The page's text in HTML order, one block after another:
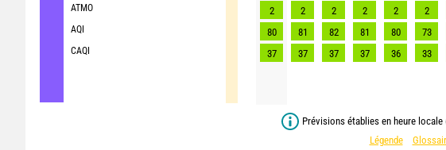
ATMO
AQI
CAQI
2 2 2 2 2 2
80
81 82 81 80 73
37
37 37 37 36 33
Prévisions établies en heure locale
Légende